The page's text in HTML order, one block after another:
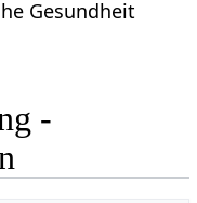
Gesundheit
-